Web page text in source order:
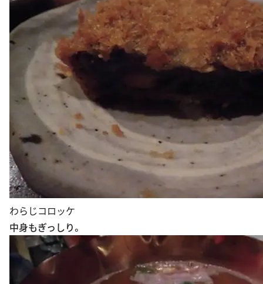
わらじコロッケ
中身もぎっしり。